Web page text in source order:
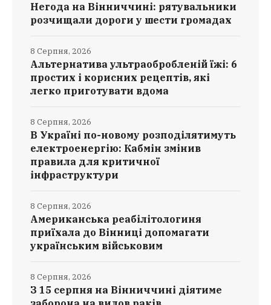
Негода на Вінниччині: рятувальники
розчищали дороги у шести громадах
Альтернатива ультраобробленій їжі: 6
простих і корисних рецептів, які
легко приготувати вдома
8 Серпня, 2026
В Україні по-новому розподілятимуть
електроенергію: Кабмін змінив
правила для критичної
інфраструктури
8 Серпня, 2026
Американська реабілітологиня
приїхала до Вінниці допомагати
українським військовим
8 Серпня, 2026
З 15 серпня на Вінниччині діятиме
8 Серпня, 2026